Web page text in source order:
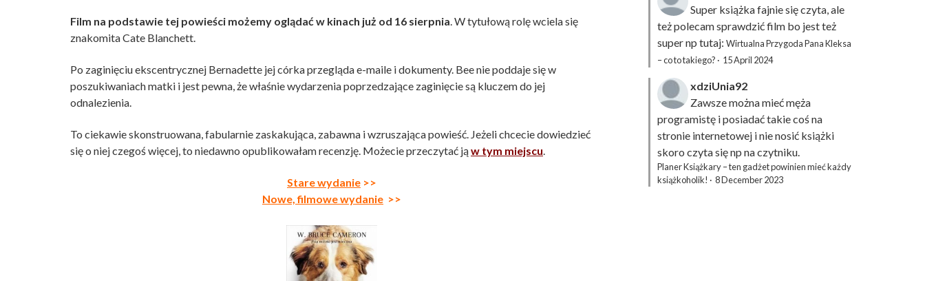
Film na podstawie tej powieści możemy oglądać w kinach już od 16 sierpnia. W tytułową rolę wciela się
znakomita Cate Blanchett.
Po zaginięciu ekscentrycznej Bernadette jej córka przegląda e-maile i dokumenty. Bee nie poddaje się w
poszukiwaniach matki i jest pewna, że właśnie wydarzenia poprzedzające zaginięcie są kluczem do jej
odnalezienia.
To ciekawie skonstruowana, fabularnie zaskakująca, zabawna i wzruszająca powieść. Jeżeli chcecie dowiedzieć
się o niej czegoś więcej, to niedawno opublikowałam recenzję. Możecie przeczytać jąw tym miejscu.
Stare wydanie >>
Nowe, filmowe wydanie >>
Super książka fajnie się czyta, ale
też polecam sprawdzić film bo jest też
super np tutaj: Wirtualna Przygoda Pana Kleksa
– co to takiego? · 15 April 2024
xdziUnia92
Zawsze można mieć męża
programistę i posiadać takie coś na
stronie internetowej i nie nosić książki
skoro czyta się np na czytniku.
Planer Książkary – ten gadżet powinien mieć każdy
książkoholik! · 8 December 2023